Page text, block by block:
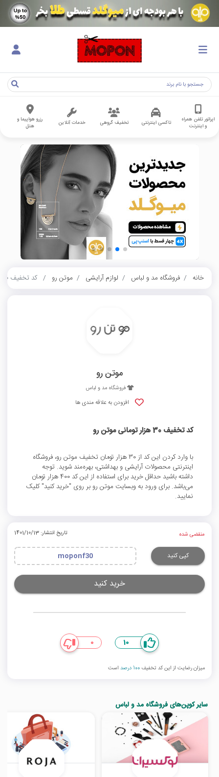
اپراتور تلفن همراه
و اینترنت
تاکسی اینترنتی تخفیف گروهی خدمات آنلاین
رزرو هواپیما و
هتل
خانه فروشگاه مد و لباس لوازم آرایشی موتن رو کد تخفیف 30 هزار تومانی موتن رو
موتن رو
فروشگاه مد و لباس
افزودن به علاقه مندی ها
کد تخفیف 30 هزار تومانی موتن رو
با وارد کردن این کد از 30 هزار تومان تخفیف موتن رو، فروشگاه
اینترنتی محصولات آرایشی و بهداشتی، بهره‌مند شوید. توجه
داشته باشید حداقل خرید برای استفاده از این کد 400 هزار تومان
می‌باشد. برای ورود به وبسایت موتن رو بر روی "خرید کنید" کلیک
نمایید.
منقضی شده تاریخ انتشار: 1401/10/13
کپی کنید moponf30
خرید کنید
10
0
میزان رضایت از این کد تخفیف 100 درصد است
سایر کوپن‌های فروشگاه مد و لباس